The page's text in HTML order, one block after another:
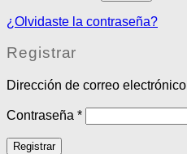
¿Olvidaste la contraseña?
Registrar
Dirección de correo electrónico
Contraseña *
Registrar